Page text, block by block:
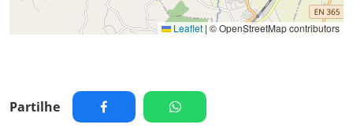
Leaflet | © OpenStreetMap contributors
Partilhe